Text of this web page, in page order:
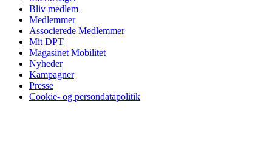
Bliv medlem
Medlemmer
Associerede Medlemmer
Mit DPT
Magasinet Mobilitet
Nyheder
Kampagner
Presse
Cookie- og persondatapolitik